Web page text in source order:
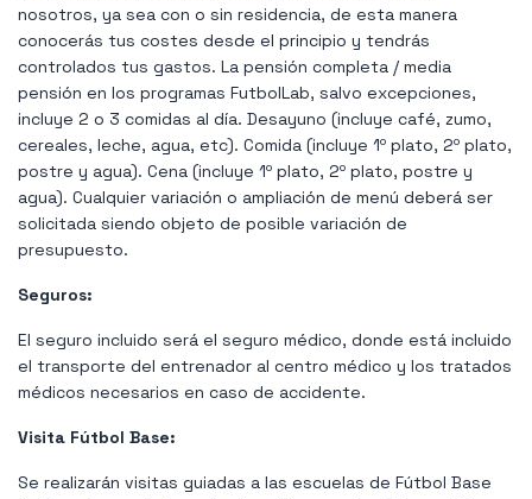
nosotros, ya sea con o sin residencia, de esta manera
conocerás tus costes desde el principio y tendrás
controlados tus gastos. La pensión completa / media
pensión en los programas FutbolLab, salvo excepciones,
incluye 2 o 3 comidas al día. Desayuno (incluye café, zumo,
cereales, leche, agua, etc). Comida (incluye 1º plato, 2º plato,
postre y agua). Cena (incluye 1º plato, 2º plato, postre y
agua). Cualquier variación o ampliación de menú deberá ser
solicitada siendo objeto de posible variación de
presupuesto.
Seguros:
El seguro incluido será el seguro médico, donde está incluido
el transporte del entrenador al centro médico y los tratados
médicos necesarios en caso de accidente.
Visita Fútbol Base:
Se realizarán visitas guiadas a las escuelas de Fútbol Base